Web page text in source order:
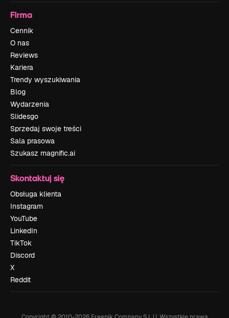
Firma
Cennik
O nas
Reviews
Kariera
Trendy wyszukiwania
Blog
Wydarzenia
Slidesgo
Sprzedaj swoje treści
Sala prasowa
Szukasz magnific.ai
Skontaktuj się
Obsługa klienta
Instagram
YouTube
LinkedIn
TikTok
Discord
X
Reddit